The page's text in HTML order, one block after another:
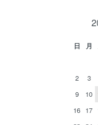
日 月
2
3
9
10
16 17